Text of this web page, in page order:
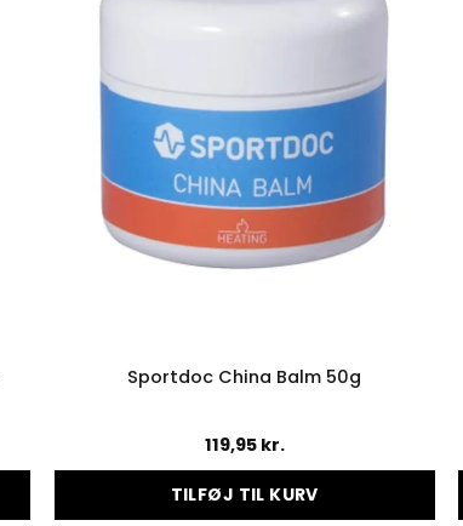
Sportdoc China Balm 50g
119,95 kr.
TILFØJ TIL KURV